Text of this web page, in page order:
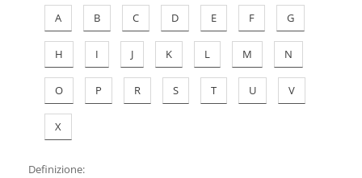
A B C D E F G
H I J K L M N
O P R S T U V
X
Definizione: